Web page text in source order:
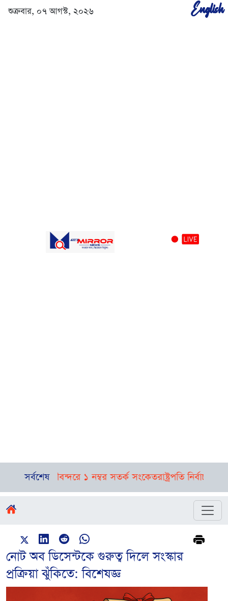
শুক্রবার, ০৭ আগস্ট, ২০২৬ English
সর্বশেষ
নদীবন্দরে ১ নম্বর সতর্ক সংকেতরাষ্ট্রপতি নির্বাচনের
নোট অব ডিসেন্টকে গুরুত্ব দিলে সংস্কার
প্রক্রিয়া ঝুঁকিতে: বিশেষজ্ঞ